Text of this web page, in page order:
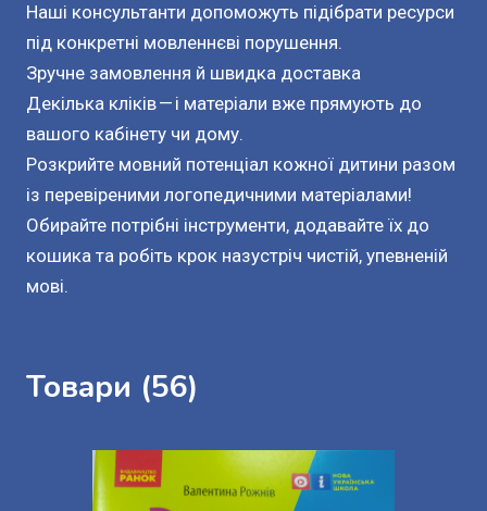
Наші консультанти допоможуть підібрати ресурси
під конкретні мовленнєві порушення.
Зручне замовлення й швидка доставка
Декілька кліків — і матеріали вже прямують до
вашого кабінету чи дому.
Розкрийте мовний потенціал кожної дитини разом
із перевіреними логопедичними матеріалами!
Обирайте потрібні інструменти, додавайте їх до
кошика та робіть крок назустріч чистій, упевненій
мові.
Товари (56)